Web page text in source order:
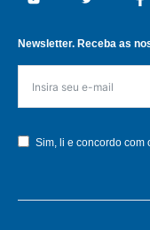
Youtube Twitter
Newsletter. Receba as
Sim, li e concordo com